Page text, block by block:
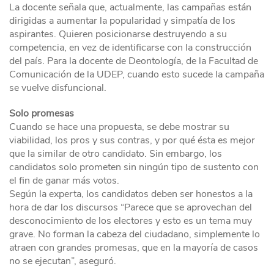
La docente señala que, actualmente, las campañas están
dirigidas a aumentar la popularidad y simpatía de los
aspirantes. Quieren posicionarse destruyendo a su
competencia, en vez de identificarse con la construcción
del país. Para la docente de Deontología, de la Facultad de
Comunicación de la UDEP, cuando esto sucede la campaña
se vuelve disfuncional.
Solo promesas
Cuando se hace una propuesta, se debe mostrar su
viabilidad, los pros y sus contras, y por qué ésta es mejor
que la similar de otro candidato. Sin embargo, los
candidatos solo prometen sin ningún tipo de sustento con
el fin de ganar más votos.
Según la experta, los candidatos deben ser honestos a la
hora de dar los discursos “Parece que se aprovechan del
desconocimiento de los electores y esto es un tema muy
grave. No forman la cabeza del ciudadano, simplemente lo
atraen con grandes promesas, que en la mayoría de casos
no se ejecutan”, aseguró.